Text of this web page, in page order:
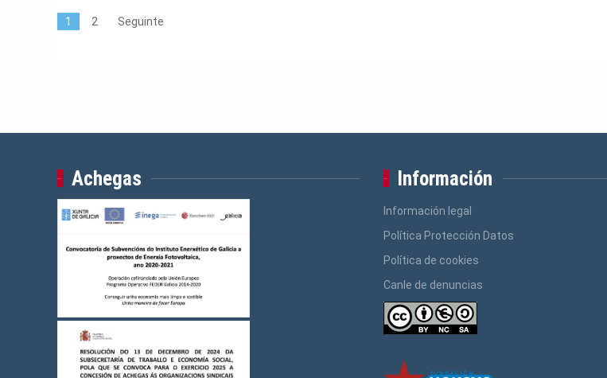
1 2 Seguinte
Achegas Información
Información legal
Política Protección Datos
Política de cookies
Canle de denuncias